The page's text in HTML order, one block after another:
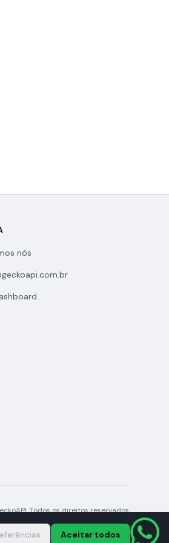
nós
Todos os direitos reservados.
LTDA | CNPJ 66.136.461/0001-02
Aceitar todos